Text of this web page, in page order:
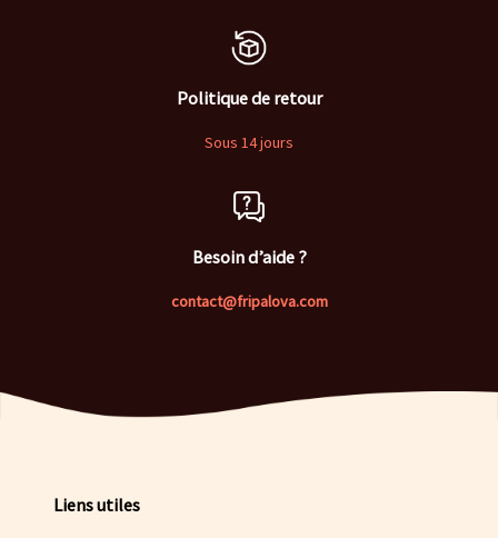
Politique de retour
Sous 14 jours
Besoin d’aide ?
contact@fripalova.com
Liens utiles